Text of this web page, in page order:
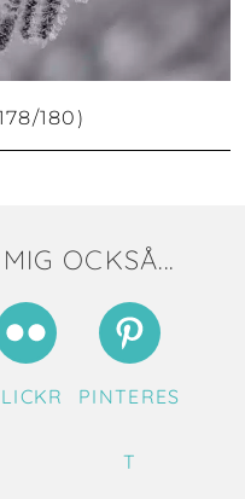
180)
OCKSÅ...
PINTERES
T